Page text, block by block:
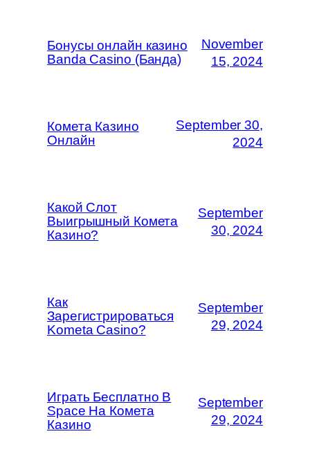
Бонусы онлайн казино
Banda Casino (Банда)
November
15, 2024
Комета Казино
Онлайн
September 30,
2024
Какой Слот
Выигрышный Комета
Казино?
September
30, 2024
Как
Зарегистрироваться
Kometa Casino?
September
29, 2024
Играть Бесплатно В
Space На Комета
Казино
September
29, 2024